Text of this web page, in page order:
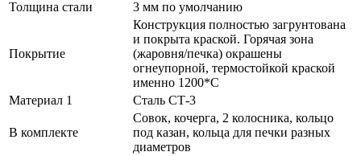
Толщина стали
3 мм по умолчанию
Покрытие
Конструкция полностью загрунтована
и покрыта краской. Горячая зона
(жаровня/печка) окрашены
огнеупорной, термостойкой краской
именно 1200*С
Материал 1
Сталь СТ-3
В комплекте
Совок, кочерга, 2 колосника, кольцо
под казан, кольца для печки разных
диаметров